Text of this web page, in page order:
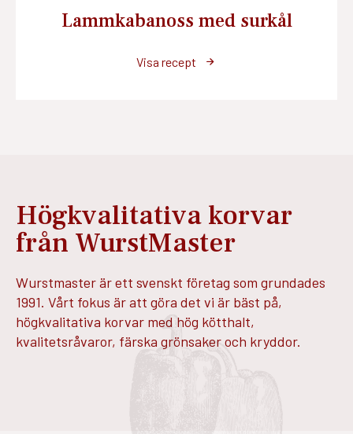
Lammkabanoss med surkål
Visa recept
Högkvalitativa korvar
från WurstMaster
Wurstmaster är ett svenskt företag som grundades
1991. Vårt fokus är att göra det vi är bäst på,
högkvalitativa korvar med hög kötthalt,
kvalitetsråvaror, färska grönsaker och kryddor.